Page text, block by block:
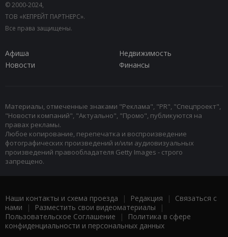
© 2000-2024,
ТОВ «КЕПРЕЙТ ПАРТНЕРС».
Все права защищены.
Афиша
Недвижимость
Новости
Финансы
Материалы, отмеченные знаками "Реклама", "PR", "Спецпроект",
"Новости компаний", "Актуально", "Промо", публикуются на
правах рекламы.
Любое копирование, перепечатка и воспроизведение
фотографических произведений и/или аудиовизуальных
произведений правообладателя Getty Images - строго
запрещено.
Наши контакты и схема проезда | Редакция | Связаться с
нами | Разместить свои видеоматериалы |
Пользовательское Соглашение |
Политика в сфере
конфиденциальности и персональных данных